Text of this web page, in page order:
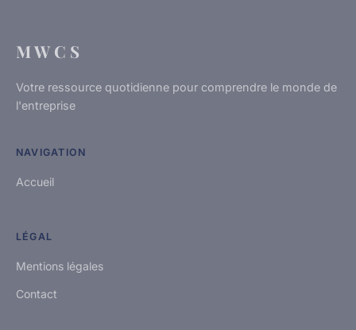
M W C S
Votre ressource quotidienne pour comprendre le monde de
l'entreprise
NAVIGATION
Accueil
LÉGAL
Mentions légales
Contact